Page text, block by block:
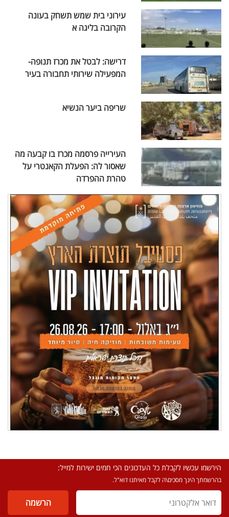
עירוני בית שמש תשחק בעונה
הקרובה בליגה א
דרישה: לבטל את מכרז תנופה-
המפעילה שירותי תחבורה בעיר
שריפה ביער הנשיא
העירייה פרסמה מכרז בו קבעה מה
שאסור לה: הפעלת הקאנטרי על
טהרת ההפרדה
הירשמו עכשיו לקבלת כל העדכונים הכי חמים ישירות למייל:
בהרשמתך הינך מסכים\ה לקבל מאיתנו דוא"ל.